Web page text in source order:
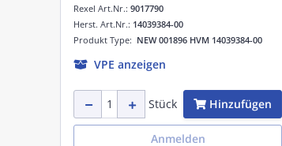
Rexel Art.Nr.: 9017790
Produkt Type: NEW 001896 HVM 14039384-00
Herst. Art.Nr.: 14039384-00
VPE anzeigen
Stück Hinzufügen
Anmelden